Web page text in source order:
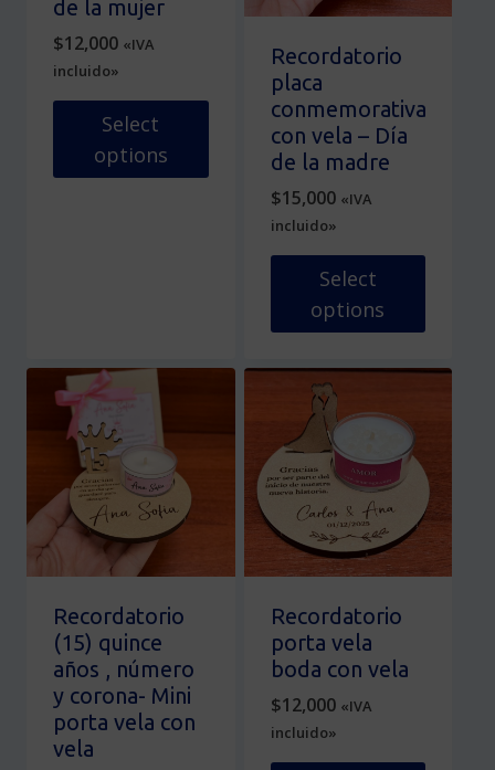
elegir
en
la
página
producto
producto
de la mujer
$12,000 «IVA
incluido»
Select
options
se
pueden
elegir
página
de
producto
Recordatorio
placa
conmemorativa
con vela – Día
de la madre
$15,000 «IVA
incluido»
Select
options
producto
múltiples
variantes.
Las
opciones
se
pueden
elegir
en
la
página
producto
Recordatorio
(15) quince
años , número
y corona- Mini
porta vela con
vela
Recordatorio
porta vela
boda con vela
$12,000 «IVA
incluido»